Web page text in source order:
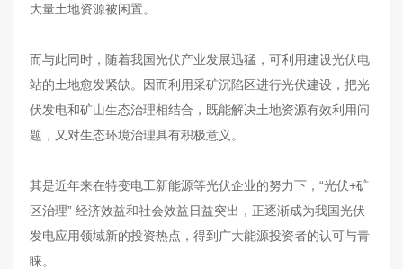
大量土地资源被闲置。
而与此同时，随着我国光伏产业发展迅猛，可利用建设光伏电
站的土地愈发紧缺。因而利用采矿沉陷区进行光伏建设，把光
伏发电和矿山生态治理相结合，既能解决土地资源有效利用问
题，又对生态环境治理具有积极意义。
其是近年来在特变电工新能源等光伏企业的努力下，“光伏+矿
区治理” 经济效益和社会效益日益突出，正逐渐成为我国光伏
发电应用领域新的投资热点，得到广大能源投资者的认可与青
睐。